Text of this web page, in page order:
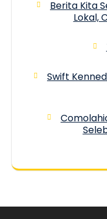
Berita Kita
Lokal,
Swift